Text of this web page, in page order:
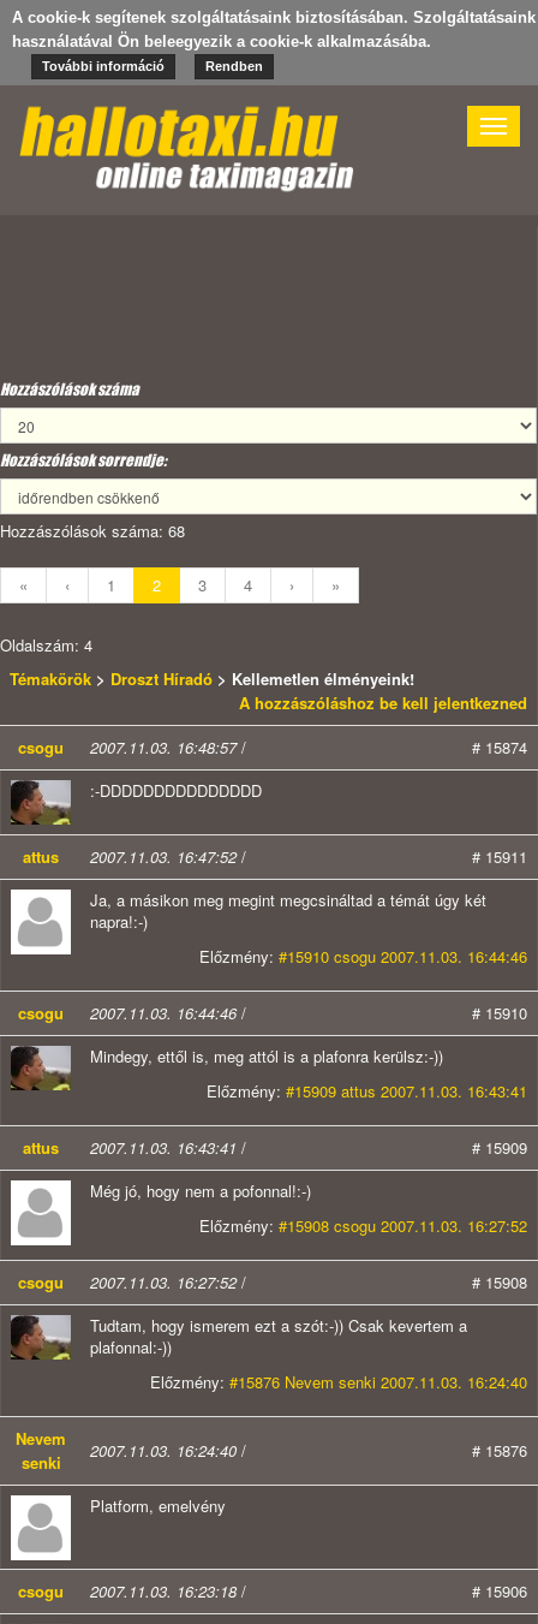
A cookie-k segítenek szolgáltatásaink biztosításában. Szolgáltatásaink
használatával Ön beleegyezik a cookie-k alkalmazásába.
További információ Rendben
Toggle
Hozzászólások száma
Hozzászólások sorrendje:
Hozzászólások száma: 68
« ‹ 1 2 3 4 › »
Oldalszám: 4
Témakörök > Droszt Híradó > Kellemetlen élményeink!
A hozzászóláshoz be kell jelentkezned
csogu
2007.11.03. 16:48:57/
# 15874
:-DDDDDDDDDDDDDDD
attus 2007.11.03. 16:47:52/
# 15911
Ja, a másikon meg megint megcsináltad a témát úgy két
napra!:-)
Előzmény: #15910 csogu 2007.11.03. 16:44:46
csogu 2007.11.03. 16:44:46/
# 15910
Mindegy, ettől is, meg attól is a plafonra kerülsz:-))
Előzmény: #15909 attus 2007.11.03. 16:43:41
attus 2007.11.03. 16:43:41 /
# 15909
Még jó, hogy nem a pofonnal!:-)
Előzmény: #15908 csogu 2007.11.03. 16:27:52
csogu 2007.11.03. 16:27:52/
# 15908
Tudtam, hogy ismerem ezt a szót:-)) Csak kevertem a
plafonnal:-))
Előzmény: #15876 Nevem senki 2007.11.03. 16:24:40
Nevem
senki
2007.11.03. 16:24:40 / # 15876
Platform, emelvény
csogu 2007.11.03. 16:23:18 /
# 15906